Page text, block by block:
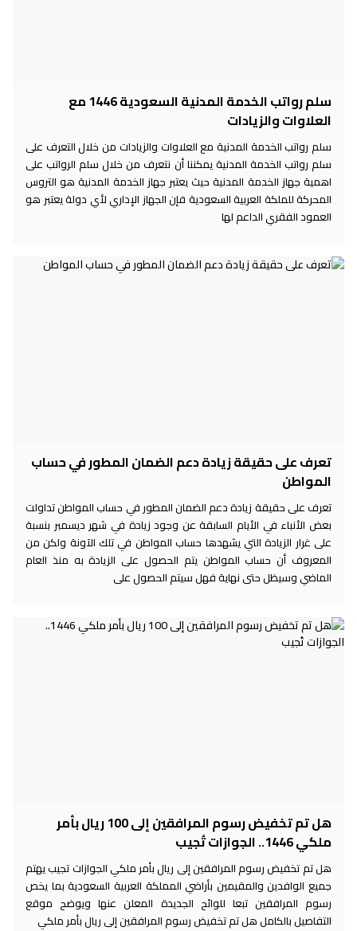
سلم رواتب الخدمة المدنية السعودية 1446 مع
العلاوات والزيادات
سلم رواتب الخدمة المدنية مع العلاوات والزيادات من خلال التعرف على
سلم رواتب الخدمة المدنية يمكننا أن نتعرف من خلال سلم الرواتب على
اهمية جهاز الخدمة المدنية حيث يعتبر جهاز الخدمة المدنية هو التروس
المحركة للملكة العربية السعودية فإن الجهاز الإداري لأي دولة يعتبر هو
العمود الفقري الداعم لها
تعرف على حقيقة زيادة دعم الضمان المطور في حساب
المواطن
تعرف على حقيقة زيادة دعم الضمان المطور في حساب المواطن تداولت
بعض الأنباء في الأيام السابقة عن وجود زيادة في شهر ديسمبر بنسبة
على غرار الزيادة التي يشهدها حساب المواطن في تلك الآونة ولكن من
المعروف أن حساب المواطن يتم الحصول على الزيادة به منذ العام
الماضي وسيظل حتى نهاية فهل سيتم الحصول على
هل تم تخفيض رسوم المرافقين إلى 100 ريال بأمر
ملكي 1446.. الجوازات تُجيب
هل تم تخفيض رسوم المرافقين إلى ريال بأمر ملكي الجوازات تجيب يهتم
جميع الوافدين والمقيمين بأراضي المملكة العربية السعودية بما يخص
رسوم المرافقين تبعا للوائح الجديدة المعلن عنها ويوضح موقع
التفاصيل بالكامل هل تم تخفيض رسوم المرافقين إلى ريال بأمر ملكي